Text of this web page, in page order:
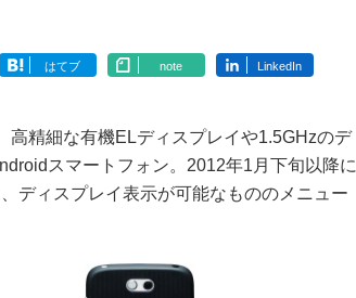
はてブ note LinkedIn
精細な有機ELディスプレイや1.5GHzのデ
スマートフォン。2012年1月下旬以降に
ディスプレイ表示が可能なもののメニュー